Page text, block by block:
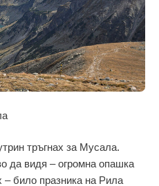
тръгнах за Мусала.
да видя – огромна опашка
било празника на Рила